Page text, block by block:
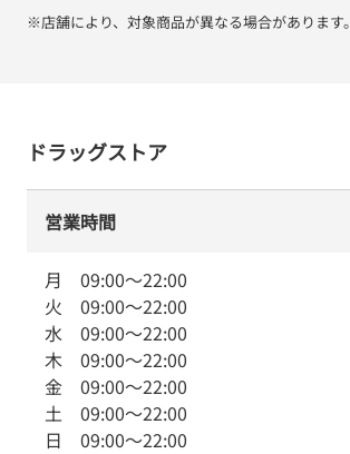
※店舗により、対象商品が異なる場合があります。
ドラッグストア
営業時間
月 09:00～22:00
火 09:00～22:00
水 09:00～22:00
木 09:00～22:00
金 09:00～22:00
土 09:00～22:00
日 09:00～22:00